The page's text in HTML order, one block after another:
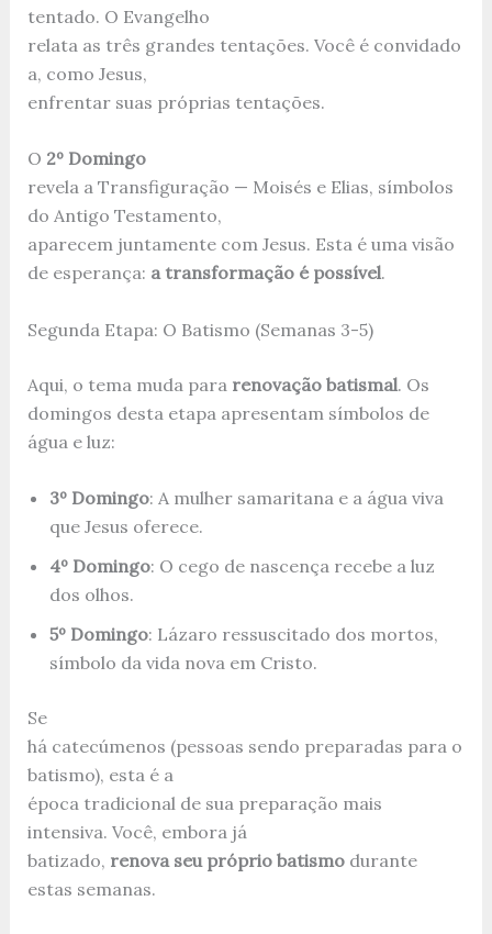
tentado. O Evangelho
relata as três grandes tentações. Você é convidado
a, como Jesus,
enfrentar suas próprias tentações.
O 2º Domingo
revela a Transfiguração — Moisés e Elias, símbolos
do Antigo Testamento,
aparecem juntamente com Jesus. Esta é uma visão
de esperança: a transformação é possível.
Segunda Etapa: O Batismo (Semanas 3-5)
Aqui, o tema muda para renovação batismal. Os
domingos desta etapa apresentam símbolos de
água e luz:
3º Domingo: A mulher samaritana e a água viva
que Jesus oferece.
4º Domingo: O cego de nascença recebe a luz
dos olhos.
5º Domingo: Lázaro ressuscitado dos mortos,
símbolo da vida nova em Cristo.
Se
há catecúmenos (pessoas sendo preparadas para o
batismo), esta é a
época tradicional de sua preparação mais
intensiva. Você, embora já
batizado, renova seu próprio batismodurante
estas semanas.